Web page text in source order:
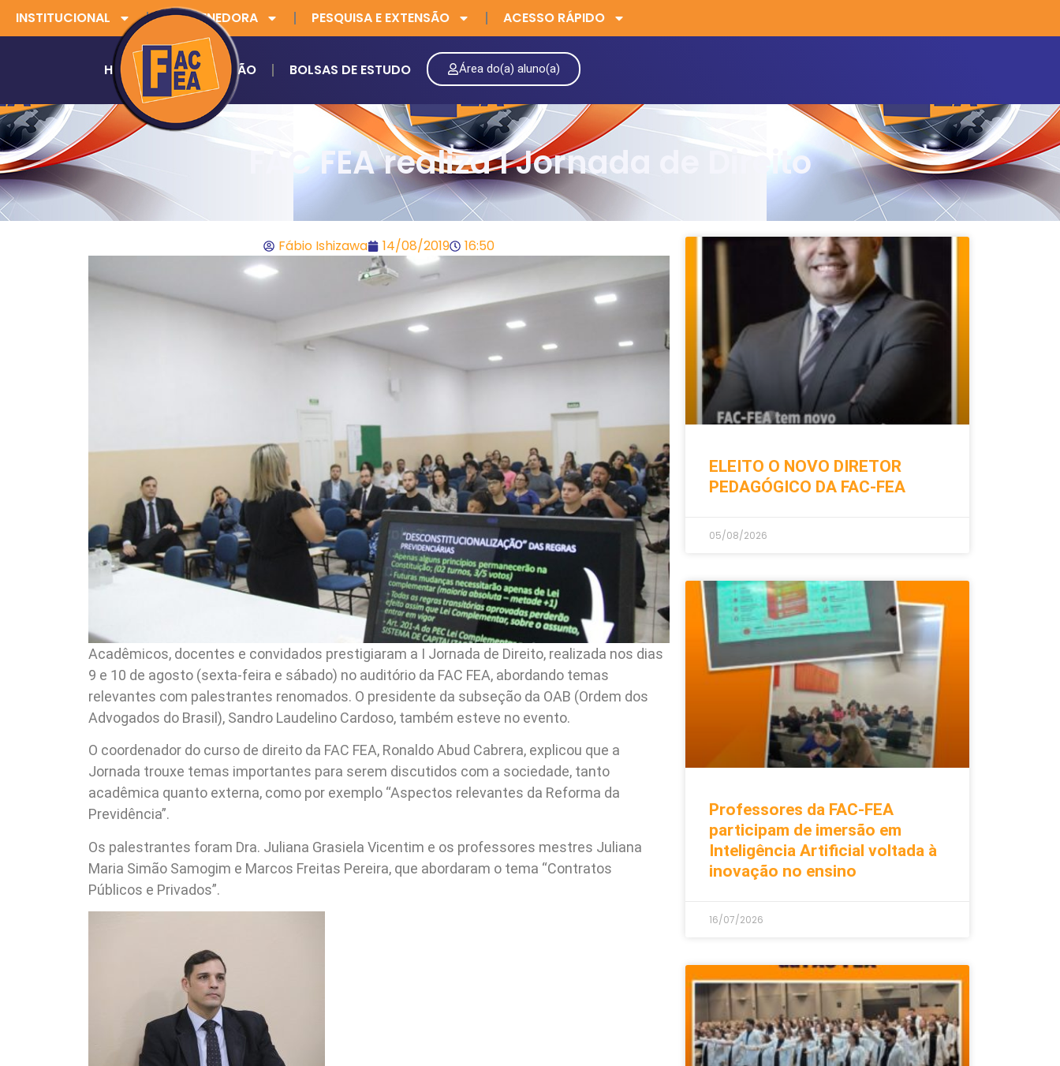
INSTITUCIONAL MANTENEDORA PESQUISA E EXTENSÃO ACESSO RÁPIDO
HOME GRADUAÇÃO BOLSAS DE ESTUDO Área do(a) aluno(a)
FAC FEA realiza I Jornada de Direito
Fábio Ishizawa 14/08/2019 16:50
Acadêmicos, docentes e convidados prestigiaram a I Jornada de Direito, realizada nos dias
9 e 10 de agosto (sexta-feira e sábado) no auditório da FAC FEA, abordando temas
relevantes com palestrantes renomados. O presidente da subseção da OAB (Ordem dos
Advogados do Brasil), Sandro Laudelino Cardoso, também esteve no evento.
O coordenador do curso de direito da FAC FEA, Ronaldo Abud Cabrera, explicou que a
Jornada trouxe temas importantes para serem discutidos com a sociedade, tanto
acadêmica quanto externa, como por exemplo “Aspectos relevantes da Reforma da
Previdência”.
Os palestrantes foram Dra. Juliana Grasiela Vicentim e os professores mestres Juliana
Maria Simão Samogim e Marcos Freitas Pereira, que abordaram o tema “Contratos
Públicos e Privados”.
ELEITO O NOVO DIRETOR
PEDAGÓGICO DA FAC-FEA
05/08/2026
Professores da FAC-FEA
participam de imersão em
Inteligência Artificial voltada à
inovação no ensino
16/07/2026